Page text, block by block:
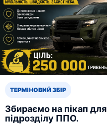
ТЕРМІНОВИЙ ЗБІР
Збираємо на пікап для
підрозділу ППО.